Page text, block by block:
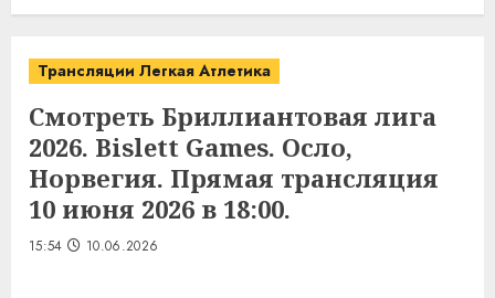
Трансляции Легкая Атлетика
Смотреть Бриллиантовая лига
2026. Bislett Games. Осло,
Норвегия. Прямая трансляция
10 июня 2026 в 18:00.
15:54 10.06.2026